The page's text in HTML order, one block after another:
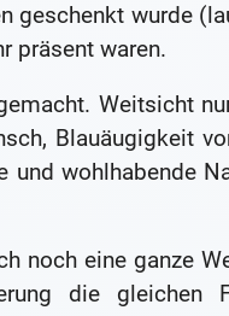
geschenkt wurde
präsent waren.
Weitsicht
Blauäugigkeit
und wohlhabende
noch eine ganze
die gleichen